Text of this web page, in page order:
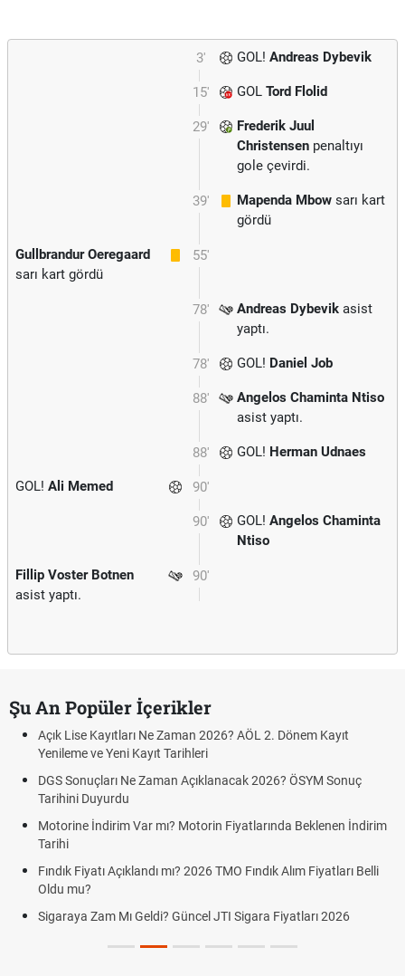
3' GOL! Andreas Dybevik
15' GOL Tord Flolid
29'
Frederik Juul
Christensen penaltıyı
gole çevirdi.
39' Mapenda Mbow sarı kart
gördü
55'
Gullbrandur Oeregaard
sarı kart gördü
78' Andreas Dybevik asist
yaptı.
78' GOL! Daniel Job
88'
Angelos Chaminta Ntiso
asist yaptı.
88' GOL! Herman Udnaes
90'
GOL! Ali Memed
90' GOL! Angelos Chaminta
Ntiso
90'
Fillip Voster Botnen
asist yaptı.
Şu An Popüler İçerikler
Açık Lise Kayıtları Ne Zaman 2026? AÖL 2. Dönem Kayıt
Yenileme ve Yeni Kayıt Tarihleri
DGS Sonuçları Ne Zaman Açıklanacak 2026? ÖSYM Sonuç
Tarihini Duyurdu
Motorine İndirim Var mı? Motorin Fiyatlarında Beklenen İndirim
Tarihi
Fındık Fiyatı Açıklandı mı? 2026 TMO Fındık Alım Fiyatları Belli
Oldu mu?
Sigaraya Zam Mı Geldi? Güncel JTI Sigara Fiyatları 2026